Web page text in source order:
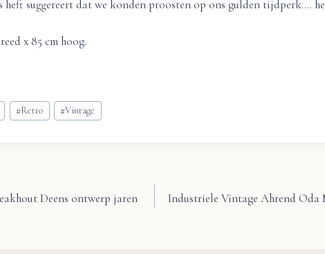
heft suggereert dat we konden proosten op ons gulden tijdperk….
x 85 cm hoog.
#Retro #Vintage
Deens ontwerp jaren
Industriele Vintage Ahrend Oda